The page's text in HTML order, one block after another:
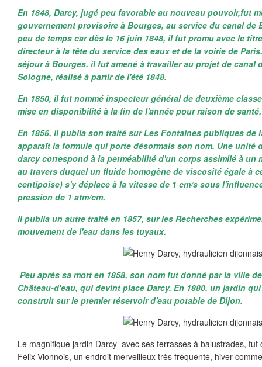
En 1848, Darcy, jugé peu favorable au nouveau pouvoir,fut
gouvernement provisoire à Bourges, au service du canal de
peu de temps car dès le 16 juin 1848, il fut promu avec le
directeur à la tête du service des eaux et de la voirie de
séjour à Bourges, il fut amené à travailler au projet de canal
Sologne, réalisé à partir de l'été 1848.
En 1850, il fut nommé inspecteur général de deuxième
mise en disponibilité à la fin de l'année pour raison de santé.
En 1856, il publia son traité sur Les Fontaines publiques de
apparaît la formule qui porte désormais son nom. Une unité
darcy correspond à la perméabilité d'un corps assimilé à
au travers duquel un fluide homogène de viscosité égale à
centipoise) s'y déplace à la vitesse de 1 cm/s sous
pression de 1 atm/cm.
Il publia un autre traité en 1857, sur les Recherches
mouvement de l'eau dans les tuyaux.
Peu après sa mort en 1858, son nom fut donné par la ville
Château-d'eau, qui devint place Darcy. En 1880, un jardin
construit sur le premier réservoir d'eau potable de Dijon.
Le magnifique jardin Darcy avec ses terrasses à balustrades,
Felix Vionnois, un endroit merveilleux très fréquenté, hiver